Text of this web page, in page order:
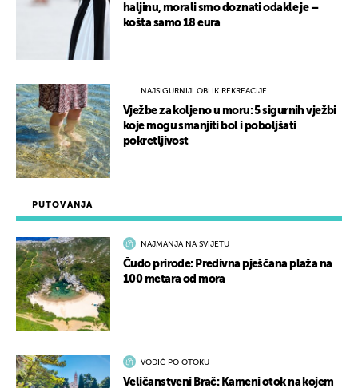
PUTOVANJA
NAJMANJA NA SVIJETU
Čudo prirode: Predivna pješčana plaža na
100 metara od mora
VODIČ PO OTOKU
Veličanstveni Brač: Kameni otok na kojem
haljinu, morali smo doznati odakle je –
košta samo 18 eura
NAJSIGURNIJI OBLIK REKREACIJE
Vježbe za koljeno u moru: 5 sigurnih vježbi
koje mogu smanjiti bol i poboljšati
pokretljivost